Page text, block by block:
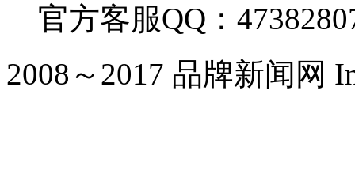
官方客服QQ：
2008～2017 品牌新闻网